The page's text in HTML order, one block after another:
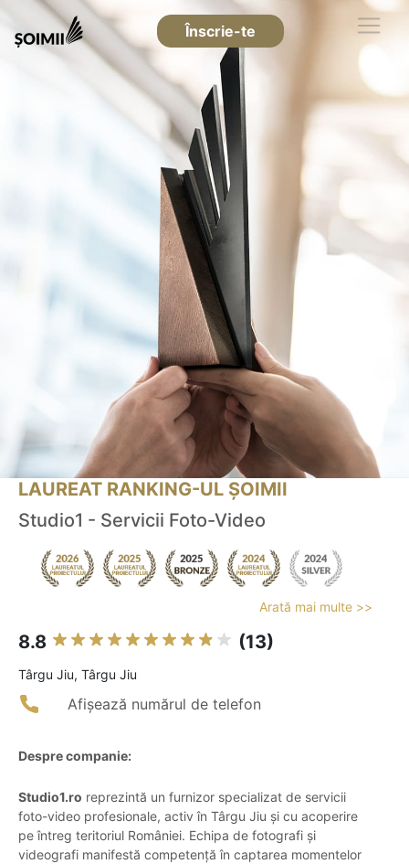
Înscrie-te
LAUREAT RANKING-UL ȘOIMII
Studio1 - Servicii Foto-Video
Arată mai multe >>
8.8 (13)
Târgu Jiu, Târgu Jiu
Afișează numărul de telefon
Despre companie:
Studio1.ro reprezintă un furnizor specializat de servicii
foto-video profesionale, activ în Târgu Jiu și cu acoperire
pe întreg teritoriul României. Echipa de fotografi și
videografi manifestă competență în captarea momentelor